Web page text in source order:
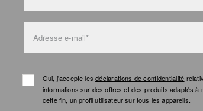
Adresse e-mail*
Oui, j'accepte lesdéclarations de confidentialité
informations sur des offres et des produits adaptés
cette fin, un profil utilisateur sur tous les appareils.